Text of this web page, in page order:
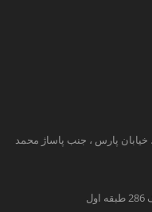
خیابان پارس ، جنب پاساژ محمد